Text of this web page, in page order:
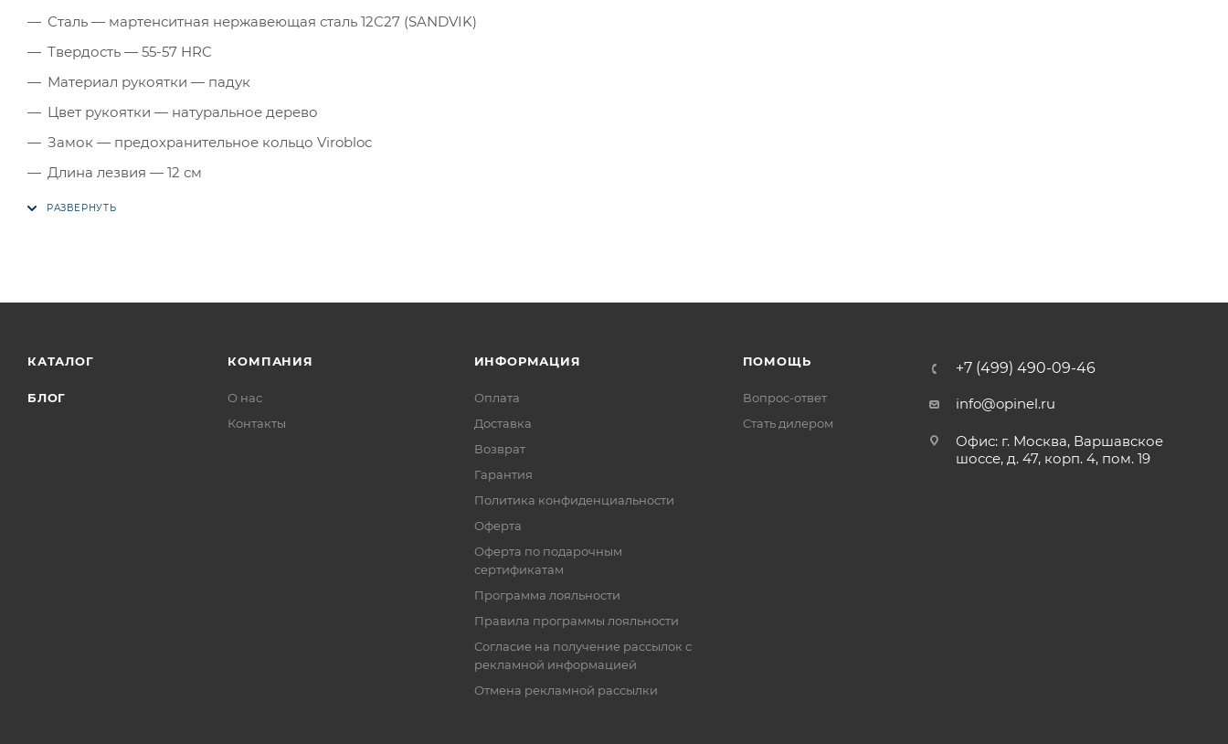
Сталь — мартенситная нержавеющая сталь 12С27 (SANDVIK)
Твердость — 55-57 HRC
Материал рукоятки — падук
Цвет рукоятки — натуральное дерево
Замок — предохранительное кольцо Virobloc
Длина лезвия — 12 см
КАТАЛОГ
БЛОГ
КОМПАНИЯ
О нас
Контакты
ИНФОРМАЦИЯ
Оплата
Доставка
Возврат
Гарантия
Политика конфиденциальности
Оферта
Оферта по подарочным
сертификатам
Программа лояльности
Правила программы лояльности
Согласие на получение рассылок с
рекламной информацией
Отмена рекламной рассылки
ПОМОЩЬ
Вопрос-ответ
Стать дилером
+7 (499) 490-09-46
info@opinel.ru
Офис: г. Москва, Варшавское
шоссе, д. 47, корп. 4, пом. 19